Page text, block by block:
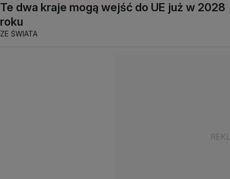
Te dwa kraje mogą wejść do UE już w 2028
roku
ZE ŚWIATA